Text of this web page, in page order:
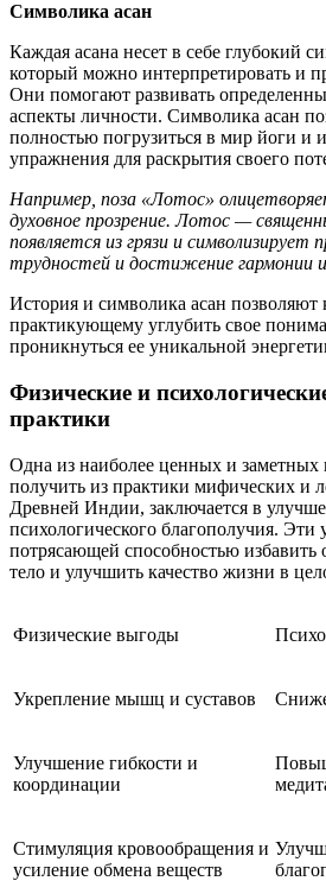
Символика асан
Каждая асана несет в себе глубокий
который можно интерпретировать и
Они помогают развивать
аспекты личности. Символика асан
полностью погрузиться в мир йоги и
упражнения для раскрытия своего
Например, поза «Лотос»
духовное прозрение. Лотос —
появляется из грязи и символизирует
трудностей и достижение гармонии
История и символика асан позволяют
практикующему углубить свое
проникнуться ее уникальной
Физические и
практики
Одна из наиболее ценных и
получить из практики мифических и
Древней Индии, заключается в
психологического благополучия.
потрясающей способностью избавить
тело и улучшить качество жизни в
Физические выгоды
Укрепление мышц и суставов
Улучшение гибкости и
координации
Стимуляция кровообращения и
усиление обмена веществ